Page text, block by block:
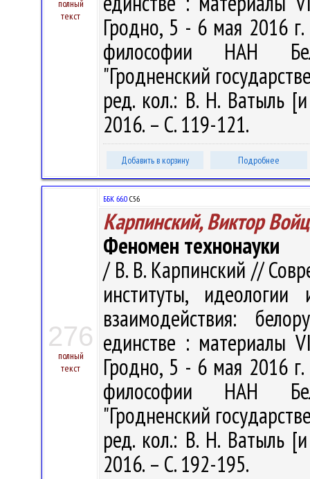
полный
текст
Гродно, 5 - 6 мая 2016
философии НАН
"Гродненский
ред. кол.: В. Н. Ватыль
2016. – С. 119-121.
Добавить в корзину Подробнее
276
полный
текст
ББК 66.0 С56
Карпинский, Виктор
Феномен технонауки
/ В. В. Карпинский //
институты, идеологии
взаимодействия:
единстве : материалы
Гродно, 5 - 6 мая 2016
философии НАН
"Гродненский
ред. кол.: В. Н. Ватыль
2016. – С. 192-195.